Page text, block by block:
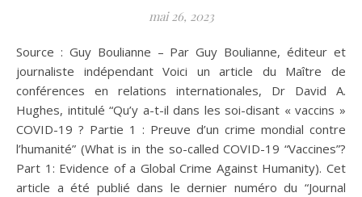
mai 26, 2023
Source : Guy Boulianne – Par Guy Boulianne, éditeur et
journaliste indépendant Voici un article du Maître de
conférences en relations internationales, Dr David A.
Hughes, intitulé “Qu’y a-t-il dans les soi-disant « vaccins »
COVID-19 ? Partie 1 : Preuve d’un crime mondial contre
l’humanité” (What is in the so-called COVID-19 “Vaccines”?
Part 1: Evidence of a Global Crime Against Humanity). Cet
article a été publié dans le dernier numéro du “Journal